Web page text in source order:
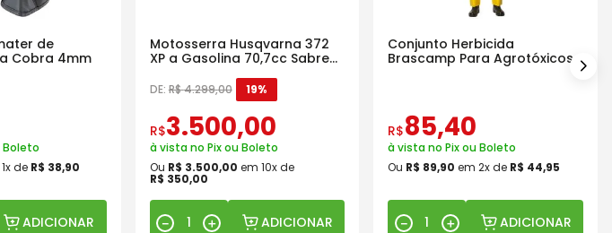
de
Cobra 4mm
Boleto
1x de R$ 38,90
ADICIONAR
Motosserra Husqvarna 372
XP a Gasolina 70,7cc Sabre
DE:R$4.299,00 19%
R$3.500,00
à vista no Pix ou Boleto
Ou R$ 3.500,00 em 10x de
R$ 350,00
＋
－ ADICIONAR
Conjunto Herbicida
Brascamp Para Agrotóxicos
30 Lavagens
R$85,40
à vista no Pix ou Boleto
Ou R$ 89,90 em2x de R$ 44,95
＋
－ ADICIONAR